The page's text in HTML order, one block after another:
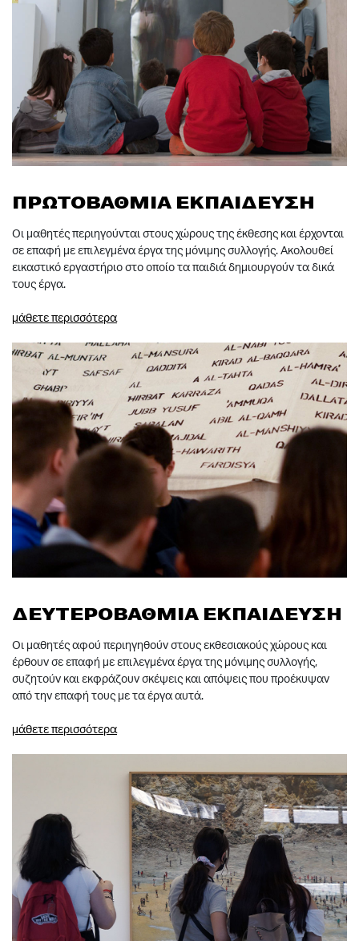
ΠΡΩΤΟΒΑΘΜΙΑ ΕΚΠΑΙΔΕΥΣΗ
Οι μαθητές περιηγούνται στους χώρους της έκθεσης και έρχονται
σε επαφή με επιλεγμένα έργα της μόνιμης συλλογής. Ακολουθεί
εικαστικό εργαστήριο στο οποίο τα παιδιά δημιουργούν τα δικά
τους έργα.
μάθετε περισσότερα
ΔΕΥΤΕΡΟΒΑΘΜΙΑ ΕΚΠΑΙΔΕΥΣΗ
Οι μαθητές αφού περιηγηθούν στους εκθεσιακούς χώρους και
έρθουν σε επαφή με επιλεγμένα έργα της μόνιμης συλλογής,
συζητούν και εκφράζουν σκέψεις και απόψεις που προέκυψαν
από την επαφή τους με τα έργα αυτά.
μάθετε περισσότερα